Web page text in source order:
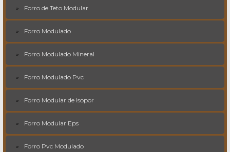
Forro de Teto Modular
Forro Modulado
Forro Modulado Mineral
Forro Modulado Pvc
Forro Modular de Isopor
Forro Modular Eps
Forro Pvc Modulado